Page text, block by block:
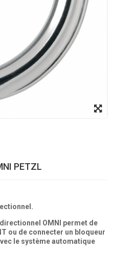
PETZL
OMNI permet de
ou de connecter un bloqueur
le système automatique